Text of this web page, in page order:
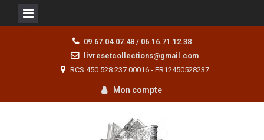
09.67.04.07.48 / 06.16.71.12.38
livresetcollections@gmail.com
RCS 450 528 237 00016 - FR12450528237
Mon compte